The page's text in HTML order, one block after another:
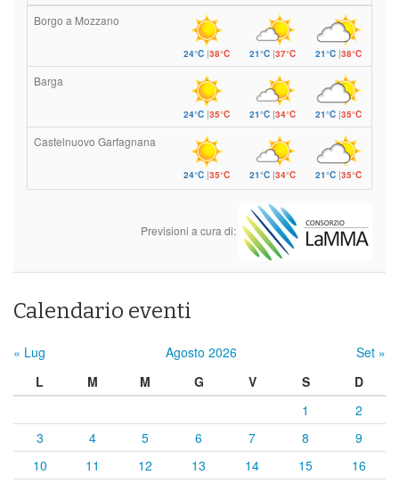
Borgo a Mozzano
24°C |38°C 21°C |37°C 21°C |38°C
Barga
24°C |35°C 21°C |34°C 21°C |35°C
Castelnuovo Garfagnana
24°C |35°C 21°C |34°C 21°C |35°C
Previsioni a cura di:
Calendario eventi
« Lug Agosto 2026
Set »
L
M M G V S
D
1
2
3
4 5 6 7 8
9
10
11 12 13 14 15
16